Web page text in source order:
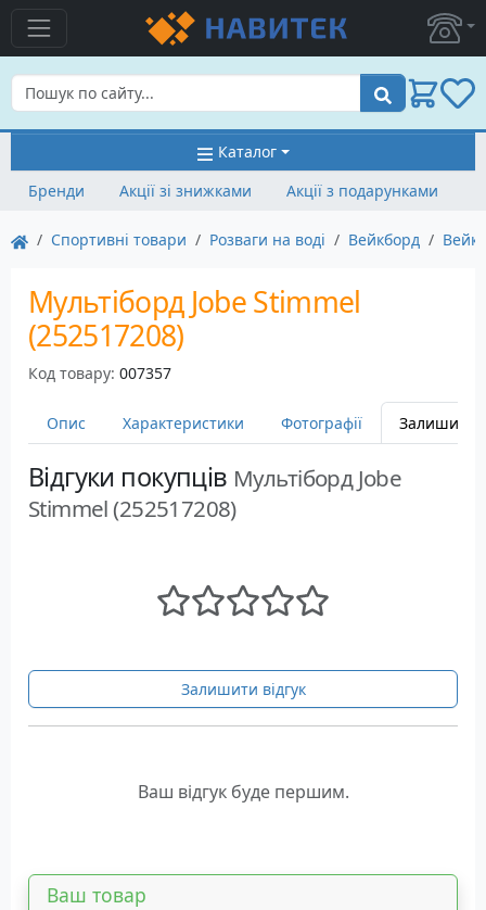
Пошук
Каталог
Бренди
Акції зі знижками Акції з подарунками
Спортивні товари Розваги на воді Вейкборд
Мультіборд Jobe Stimmel
(252517208)
Код товару: 007357
Опис Характеристики Фотографії Залишити
Відгуки покупців Мультіборд Jobe
Stimmel (252517208)
Залишити відгук
Ваш відгук буде першим.
Ваш товар